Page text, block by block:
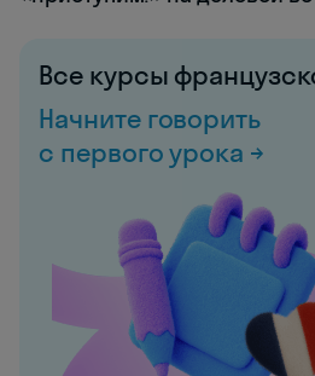
Все курсы
Начните говорить
с первого урока →